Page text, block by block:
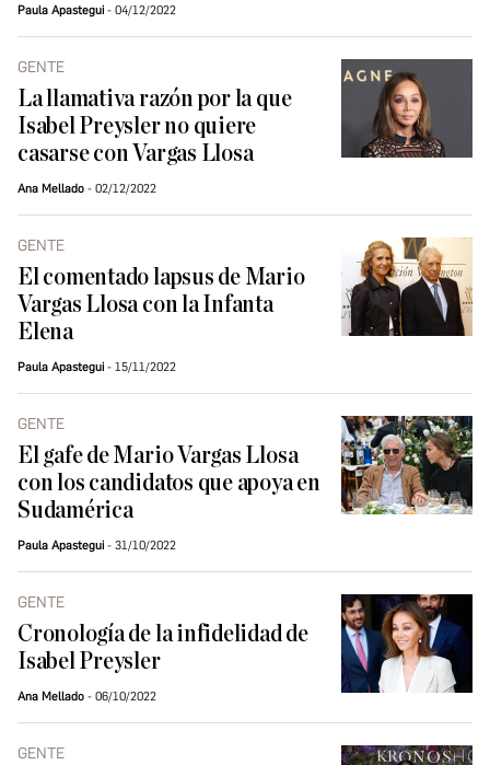
Paula Apastegui 04/12/2022
GENTE
La llamativa razón por la que
Isabel Preysler no quiere
casarse con Vargas Llosa
Ana Mellado 02/12/2022
GENTE
El comentado lapsus de Mario
Vargas Llosa con la Infanta
Elena
Paula Apastegui 15/11/2022
GENTE
El gafe de Mario Vargas Llosa
con los candidatos que apoya en
Sudamérica
Paula Apastegui 31/10/2022
GENTE
Cronología de la infidelidad de
Isabel Preysler
Ana Mellado 06/10/2022
GENTE